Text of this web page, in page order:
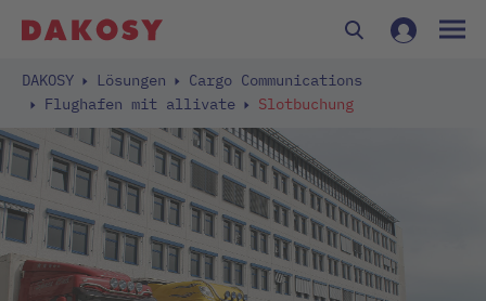
DAKOSY Lösungen
Cargo Communications
Flughafen mit allivate
Slotbuchung